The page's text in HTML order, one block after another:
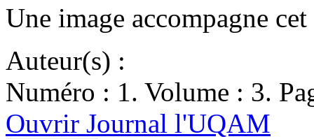
Une image accompagne
Auteur(s) :
Numéro : 1. Volume : 3.
Ouvrir Journal l'UQAM